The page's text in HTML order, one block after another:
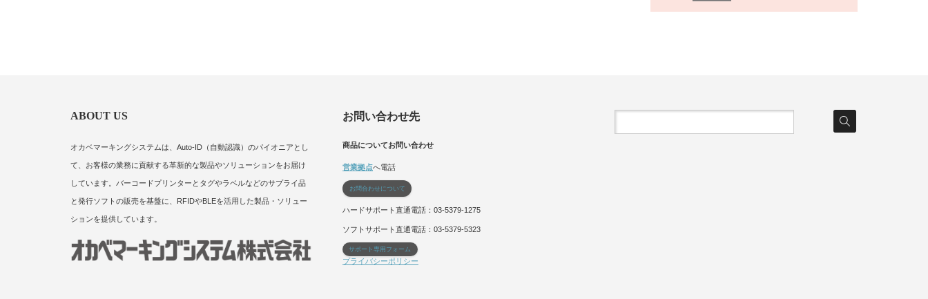
ABOUT US
オカベマーキングシステムは、Auto-ID（自動認識）のパイオニアとし
て、お客様の業務に貢献する革新的な製品やソリューションをお届け
しています。バーコードプリンターとタグやラベルなどのサプライ品
と発行ソフトの販売を基盤に、RFIDやBLEを活用した製品・ソリュー
ションを提供しています。
お問い合わせ先
商品についてお問い合わせ
営業拠点へ電話
お問合わせについて
ハードサポート直通電話：03-5379-1275
ソフトサポート直通電話：03-5379-5323
サポート専用フォーム
プライバシーポリシー